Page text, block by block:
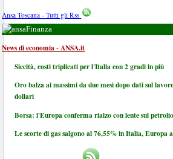
Ansa Toscana - Tutti gli Rss
Finanza
News di economia - ANSA.it
Siccità, costi triplicati per l'Italia con 2 gradi in più
Oro balza ai massimi da due mesi dopo dati sul
dollari
Borsa: l'Europa conferma rialzo con lente sul
Le scorte di gas salgono al 76,55% in Italia, Europa